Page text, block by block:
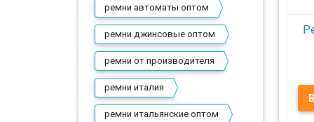
ремни автоматы оптом
ремни джинсовые оптом
ремни от производителя
ремни италия
ремни итальянские оптом